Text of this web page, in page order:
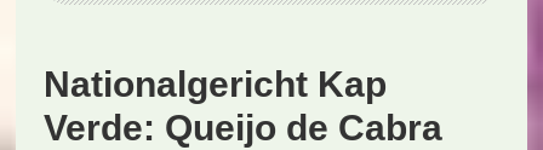
Nationalgericht Kap
Verde: Queijo de Cabra